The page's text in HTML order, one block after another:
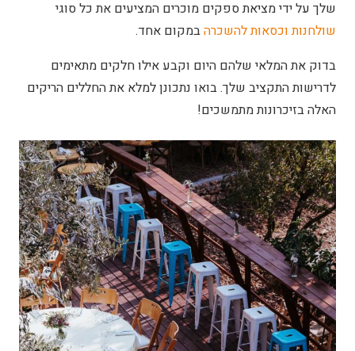
שלך על ידי מציאת ספקים מוכרים המציעים את כל סוגי
שולחנות וכסאות להשכרהבמקום אחד.
בדוק את המלאי שלהם היום וקבע אילו חלקים מתאימים
לדרישות התקציב שלך. בואו נתכונן למלא את החללים הריקים
האלה בזיכרונות מתמשכים!